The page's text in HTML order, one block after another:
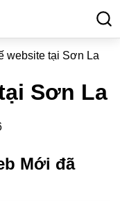
website tại Sơn La
Sơn La
Mới đã